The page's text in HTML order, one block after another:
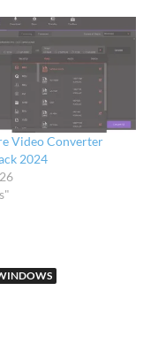
Video Converter
2024